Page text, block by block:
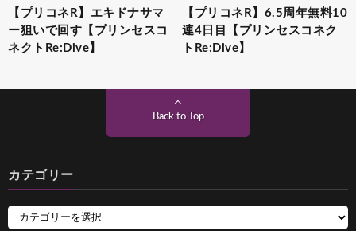
【プリコネR】エキドナサマ
ー狙いで回す【プリンセスコ
ネクトRe:Dive】
【プリコネR】6.5周年無料10
連4日目【プリンセスコネク
トRe:Dive】
Back to Top
カテゴリー